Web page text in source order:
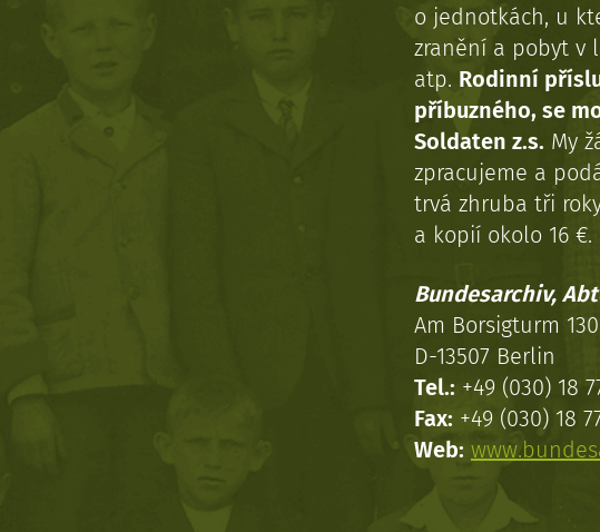
o jednotkách, u
zranění a pobyt v
atp. Rodinní
příbuzného, se
Soldaten z.s. My
zpracujeme a
trvá zhruba tři
a kopií okolo 16 €.
Bundesarchiv,
Am Borsigturm 130
D-13507 Berlin
Tel.: +49 (030) 18
Fax: +49 (030) 18
Web: